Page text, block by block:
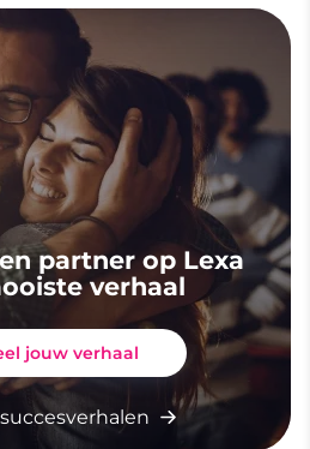
partner op Lexa
verhaal
jouw verhaal